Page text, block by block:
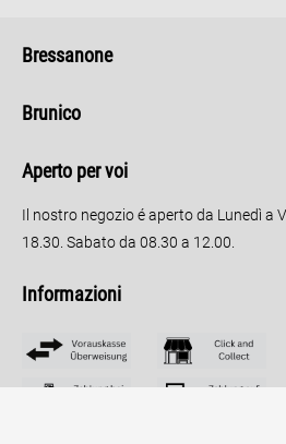
Bressanone
Brunico
Aperto per voi
Il nostro negozio é aperto da Lunedì a
18.30. Sabato da 08.30 a 12.00.
Informazioni